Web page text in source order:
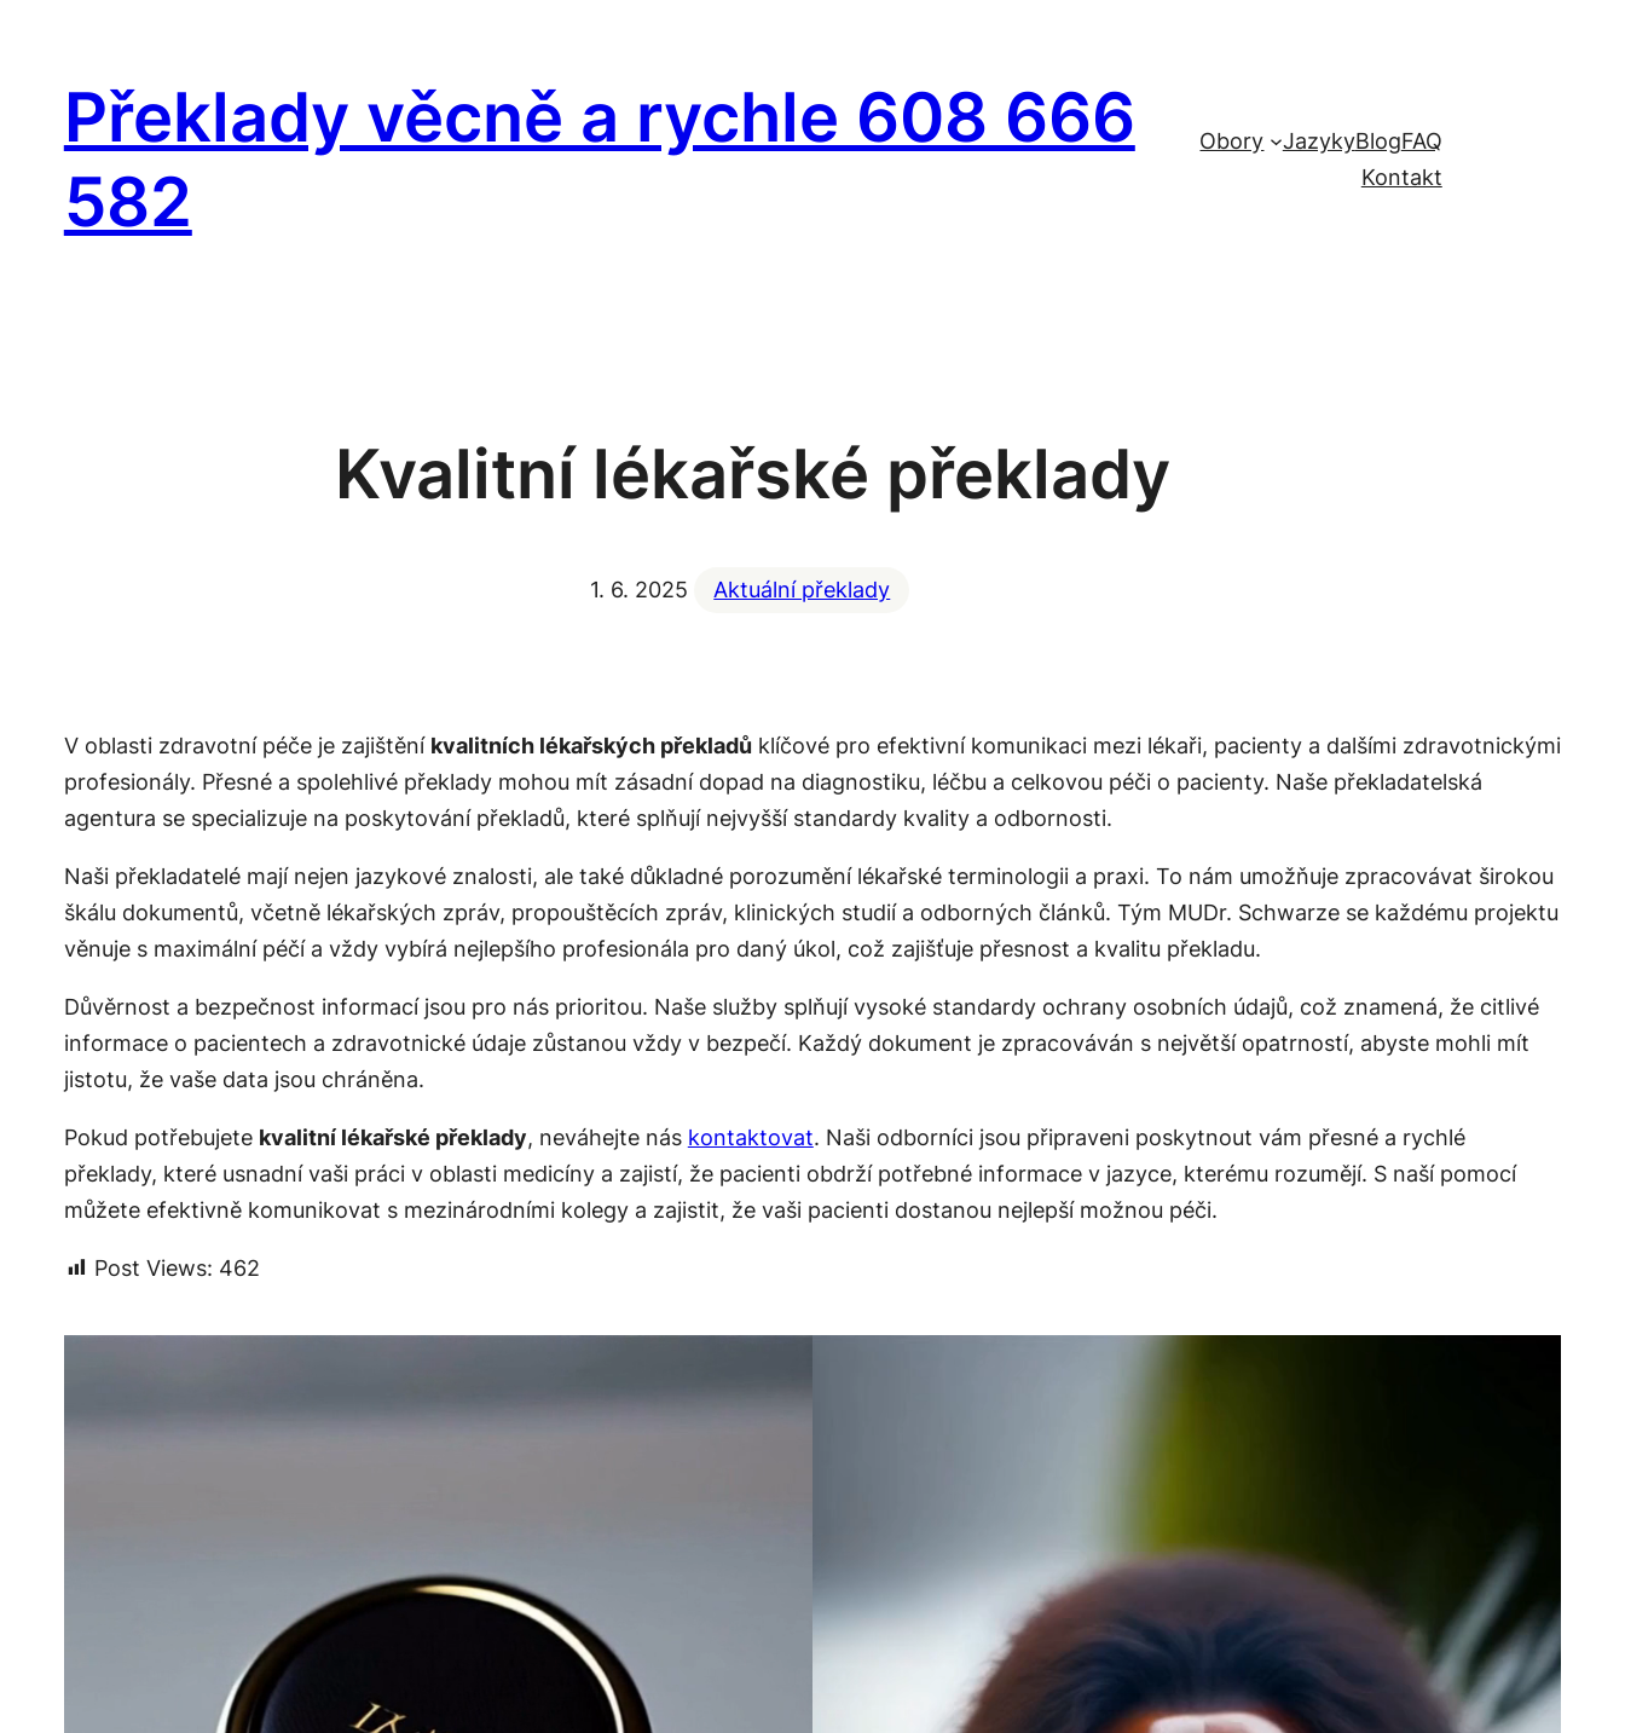
obsahPřeklady věcně a rychle 608 666
582
Obory JazykyBlogFAQ
Kontakt
Kvalitní lékařské překlady
1. 6. 2025 Aktuální překlady
V oblasti zdravotní péče je zajištění kvalitních lékařských překladůklíčové pro efektivní komunikaci mezi lékaři, pacienty a dalšími zdravotnickými
profesionály. Přesné a spolehlivé překlady mohou mít zásadní dopad na diagnostiku, léčbu a celkovou péči o pacienty. Naše překladatelská
agentura se specializuje na poskytování překladů, které splňují nejvyšší standardy kvality a odbornosti.
Naši překladatelé mají nejen jazykové znalosti, ale také důkladné porozumění lékařské terminologii a praxi. To nám umožňuje zpracovávat širokou
škálu dokumentů, včetně lékařských zpráv, propouštěcích zpráv, klinických studií a odborných článků. Tým MUDr. Schwarze se každému projektu
věnuje s maximální péčí a vždy vybírá nejlepšího profesionála pro daný úkol, což zajišťuje přesnost a kvalitu překladu.
Důvěrnost a bezpečnost informací jsou pro nás prioritou. Naše služby splňují vysoké standardy ochrany osobních údajů, což znamená, že citlivé
informace o pacientech a zdravotnické údaje zůstanou vždy v bezpečí. Každý dokument je zpracováván s největší opatrností, abyste mohli mít
jistotu, že vaše data jsou chráněna.
Pokud potřebujete kvalitní lékařské překlady, neváhejte nás kontaktovat. Naši odborníci jsou připraveni poskytnout vám přesné a rychlé
překlady, které usnadní vaši práci v oblasti medicíny a zajistí, že pacienti obdrží potřebné informace v jazyce, kterému rozumějí. S naší pomocí
můžete efektivně komunikovat s mezinárodními kolegy a zajistit, že vaši pacienti dostanou nejlepší možnou péči.
Post Views: 462